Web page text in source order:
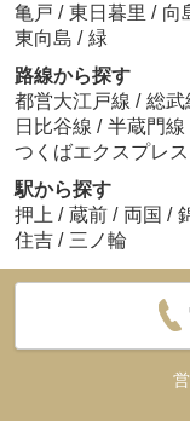
亀戸 / 東日暮里 / 向
東向島 / 緑
路線から探す
都営大江戸線 / 総武
日比谷線 / 半蔵門線
つくばエクスプレス
駅から探す
押上 / 蔵前 / 両国 /
住吉 / 三ノ輪